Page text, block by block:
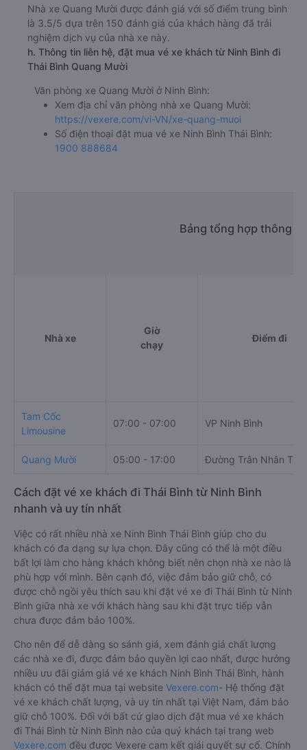
Nhà xe Quang Mười được đánh giá với số điểm trung bình
là 3.5/5 dựa trên 150 đánh giá của khách hàng đã trải
nghiệm dịch vụ của nhà xe này.
h. Thông tin liên hệ, đặt mua vé xe khách từ Ninh Bình đi
Thái Bình Quang Mười
Văn phòng xe Quang Mười ở Ninh Bình:
Xem địa chỉ văn phòng nhà xe Quang Mười:
https://vexere.com/vi-VN/xe-quang-muoi
Số điện thoại đặt mua vé xe Ninh Bình Thái Bình:
1900 888684
Bảng tổng hợp thông
Nhà xe
Giờ
chạy
Điểm đi
Tam Cốc
Limousine
07:00 - 07:00 VP Ninh Bình
Quang Mười 05:00 - 17:00 Đường Trân Nhân
Cách đặt vé xe khách đi Thái Bình từ Ninh Bình
nhanh và uy tín nhất
Việc có rất nhiều nhà xe Ninh Bình Thái Bình giúp cho du
khách có đa dạng sự lựa chọn. Đây cũng có thể là một điều
bất lợi làm cho hàng khách không biết nên chọn nhà xe nào là
phù hợp với mình. Bên cạnh đó, việc đảm bảo giữ chỗ, có
được chỗ ngồi yêu thích sau khi đặt vé xe đi Thái Bình từ Ninh
Bình giữa nhà xe với khách hàng sau khi đặt trực tiếp vẫn
chưa được đảm bảo 100%.
Cho nên để dễ dàng so sánh giá, xem đánh giá chất lượng
các nhà xe đi, được đảm bảo quyền lợi cao nhất, được hưởng
nhiều ưu đãi giảm giá vé xe khách Ninh Bình Thái Bình, hành
khách có thể đặt mua tại website Vexere.com- Hệ thống đặt
vé xe khách chất lượng, và uy tín nhất tại Việt Nam, đảm bảo
giữ chỗ 100%. Đối với bất cứ giao dịch đặt mua vé xe khách
đi Thái Bình từ Ninh Bình nào của quý khách tại trang web
Vexere.com đều được Vexere cam kết giải quyết sự cố. Chính